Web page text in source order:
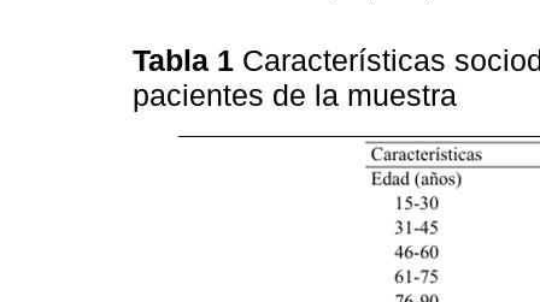
Tabla 1 Características
pacientes de la muestra